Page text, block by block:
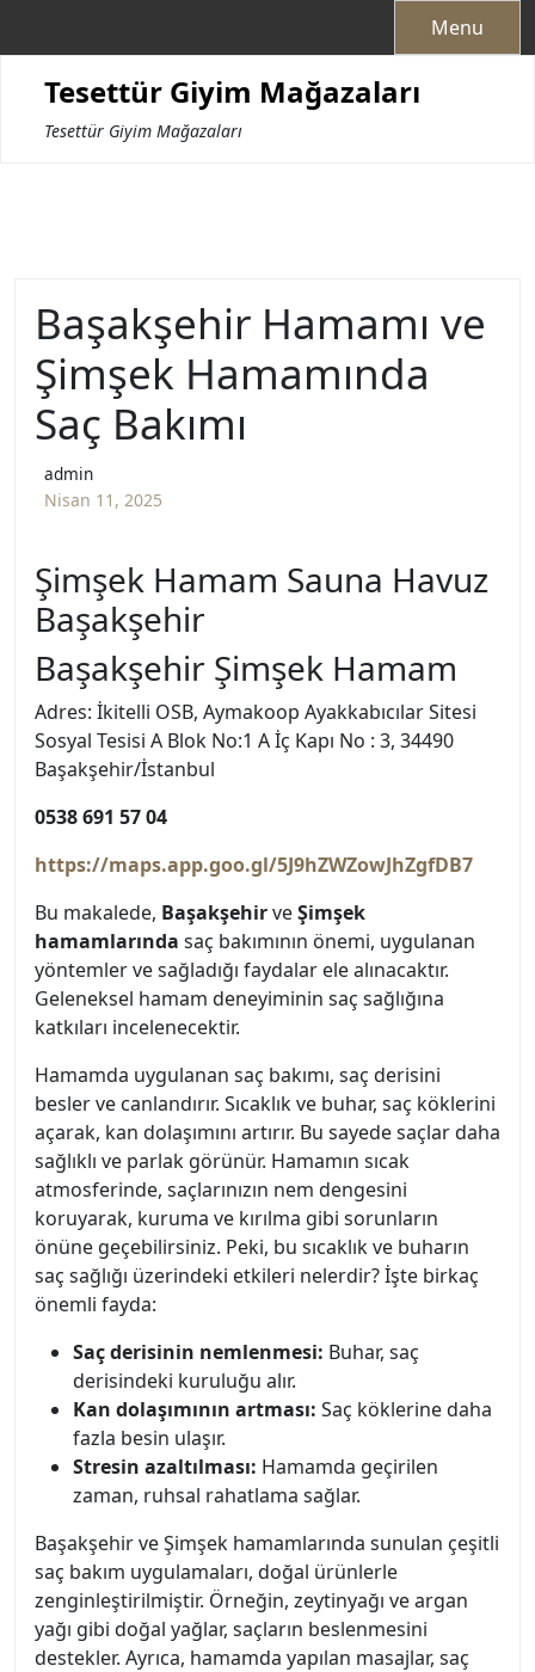
Menu
Tesettür Giyim Mağazaları
Tesettür Giyim Mağazaları
Başakşehir Hamamı ve
Şimşek Hamamında
Saç Bakımı
admin
Nisan 11, 2025
Şimşek Hamam Sauna Havuz
Başakşehir
Başakşehir Şimşek Hamam
Adres: İkitelli OSB, Aymakoop Ayakkabıcılar Sitesi
Sosyal Tesisi A Blok No:1 A İç Kapı No : 3, 34490
Başakşehir/İstanbul
0538 691 57 04
https://maps.app.goo.gl/5J9hZWZowJhZgfDB7
Bu makalede, BaşakşehirveŞimşek
hamamlarında saç bakımının önemi, uygulanan
yöntemler ve sağladığı faydalar ele alınacaktır.
Geleneksel hamam deneyiminin saç sağlığına
katkıları incelenecektir.
Hamamda uygulanan saç bakımı, saç derisini
besler ve canlandırır. Sıcaklık ve buhar, saç köklerini
açarak, kan dolaşımını artırır. Bu sayede saçlar daha
sağlıklı ve parlak görünür. Hamamın sıcak
atmosferinde, saçlarınızın nem dengesini
koruyarak, kuruma ve kırılma gibi sorunların
önüne geçebilirsiniz. Peki, bu sıcaklık ve buharın
saç sağlığı üzerindeki etkileri nelerdir? İşte birkaç
önemli fayda:
Saç derisinin nemlenmesi: Buhar, saç
derisindeki kuruluğu alır.
Kan dolaşımının artması: Saç köklerine daha
fazla besin ulaşır.
Stresin azaltılması: Hamamda geçirilen
zaman, ruhsal rahatlama sağlar.
Başakşehir ve Şimşek hamamlarında sunulan çeşitli
saç bakım uygulamaları, doğal ürünlerle
zenginleştirilmiştir. Örneğin, zeytinyağı ve argan
yağı gibi doğal yağlar, saçların beslenmesini
destekler. Ayrıca, hamamda yapılan masajlar, saç